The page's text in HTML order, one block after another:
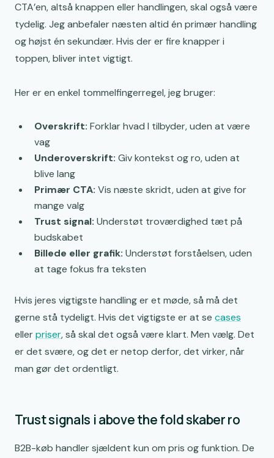
CTA’en, altså knappen eller handlingen, skal også være
tydelig. Jeg anbefaler næsten altid én primær handling
og højst én sekundær. Hvis der er fire knapper i
toppen, bliver intet vigtigt.
Her er en enkel tommelfingerregel, jeg bruger:
Overskrift: Forklar hvad I tilbyder, uden at være
vag
Underoverskrift: Giv kontekst og ro, uden at
blive lang
Primær CTA: Vis næste skridt, uden at give for
mange valg
Trust signal: Understøt troværdighed tæt på
budskabet
Billede eller grafik: Understøt forståelsen, uden
at tage fokus fra teksten
Hvis jeres vigtigste handling er et møde, så må det
gerne stå tydeligt. Hvis det vigtigste er at se cases
ellerpriser, så skal det også være klart. Men vælg. Det
er det svære, og det er netop derfor, det virker, når
man gør det ordentligt.
Trust signals i above the fold skaber ro
B2B-køb handler sjældent kun om pris og funktion. De